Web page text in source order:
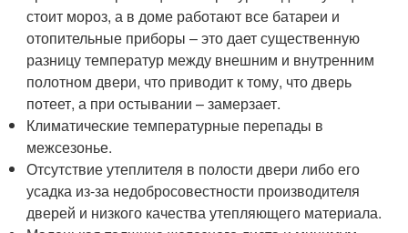
стоит мороз, а в доме работают все батареи и
отопительные приборы – это дает существенную
разницу температур между внешним и внутренним
полотном двери, что приводит к тому, что дверь
потеет, а при остывании – замерзает.
Климатические температурные перепады в
межсезонье.
Отсутствие утеплителя в полости двери либо его
усадка из-за недобросовестности производителя
дверей и низкого качества утепляющего материала.